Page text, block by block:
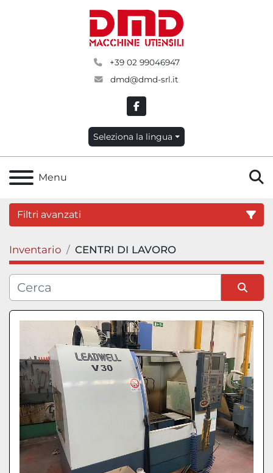
+39 02 99046947
dmd@dmd-srl.it
facebook
Seleziona la lingua
Menu
Filtri avanzati
Categoria
Condizione
Inventario CENTRI DI LAVORO
Ordina per